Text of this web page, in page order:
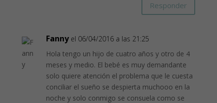
Responder
Fanny el 06/04/2016 a las 21:25
Hola tengo un hijo de cuatro años y otro de 4
meses y medio. El bebé es muy demandante
solo quiere atención el problema que le cuesta
conciliar el sueño se despierta muchooo en la
noche y solo conmigo se consuela como se